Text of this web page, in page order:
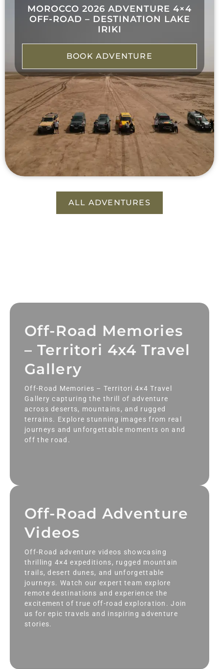
MOROCCO 2026 ADVENTURE 4×4
OFF-ROAD – DESTINATION LAKE
IRIKI
BOOK ADVENTURE
ALL ADVENTURES
Off-Road Memories
– Territori 4x4 Travel
Gallery
Off-Road Memories – Territori 4×4 Travel
Gallery capturing the thrill of adventure
across deserts, mountains, and rugged
terrains. Explore stunning images from real
journeys and unforgettable moments on and
off the road.
Off-Road Adventure
Videos
Off-Road adventure videos showcasing
thrilling 4×4 expeditions, rugged mountain
trails, desert dunes, and unforgettable
journeys. Watch our expert team explore
remote destinations and experience the
excitement of true off-road exploration. Join
us for epic travels and inspiring adventure
stories.